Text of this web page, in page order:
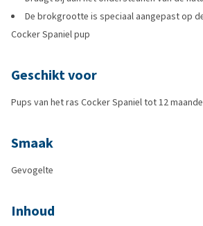
De brokgrootte is speciaal aangepast op
Cocker Spaniel pup
Geschikt voor
Pups van het ras Cocker Spaniel tot 12
Smaak
Gevogelte
Inhoud